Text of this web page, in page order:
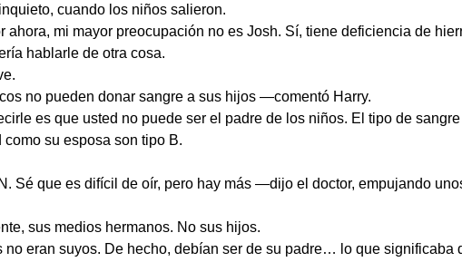
cuando los niños salieron.
mi mayor preocupación no es Josh. Sí, tiene deficiencia de
hablarle de otra cosa.
no pueden donar sangre a sus hijos —comentó Harry.
es que usted no puede ser el padre de los niños. El tipo de sangre
su esposa son tipo B.
Sé que es difícil de oír, pero hay más —dijo el doctor, empujando
sus medios hermanos. No sus hijos.
eran suyos. De hecho, debían ser de su padre… lo que significaba